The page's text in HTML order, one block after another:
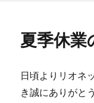
夏季休業
日頃よりリオネ
き誠にありがと